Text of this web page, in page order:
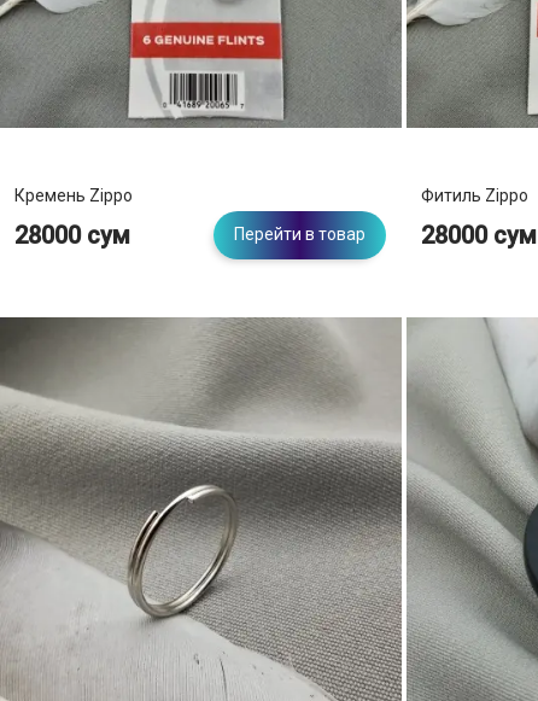
Кремень Zippo
28000 сум Перейти в товар
Фитиль Zippo
28000 сум